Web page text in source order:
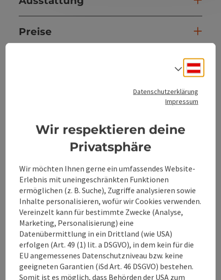
Preise
Barrierefreiheit
Beitrag merken
zum Merkzettel
PDF erstellen
Beitrag drucken
In der Nähe
Datenschutzerklärung
Impressum
Wir respektieren deine
Privatsphäre
Wir möchten Ihnen gerne ein umfassendes Website-
Erlebnis mit uneingeschränkten Funktionen
ermöglichen (z. B. Suche), Zugriffe analysieren sowie
Inhalte personalisieren, wofür wir Cookies verwenden.
Vereinzelt kann für bestimmte Zwecke (Analyse,
Marketing, Personalisierung) eine
Datenübermittlung in ein Drittland (wie USA)
erfolgen (Art. 49 (1) lit. a DSGVO), in dem kein für die
EU angemessenes Datenschutzniveau bzw. keine
geeigneten Garantien (iSd Art. 46 DSGVO) bestehen.
Somit ist es möglich, dass Behörden der USA zum